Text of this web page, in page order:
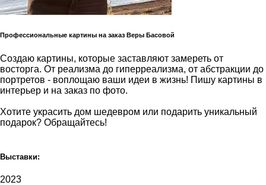
Профессиональные картины на заказ Веры Басовой
Создаю картины, которые заставляют замереть от
восторга. От реализма до гиперреализма, от абстракции до
портретов - воплощаю ваши идеи в жизнь! Пишу картины в
интерьер и на заказ по фото.
Хотите украсить дом шедевром или подарить уникальный
подарок? Обращайтесь!
Выставки:
2023